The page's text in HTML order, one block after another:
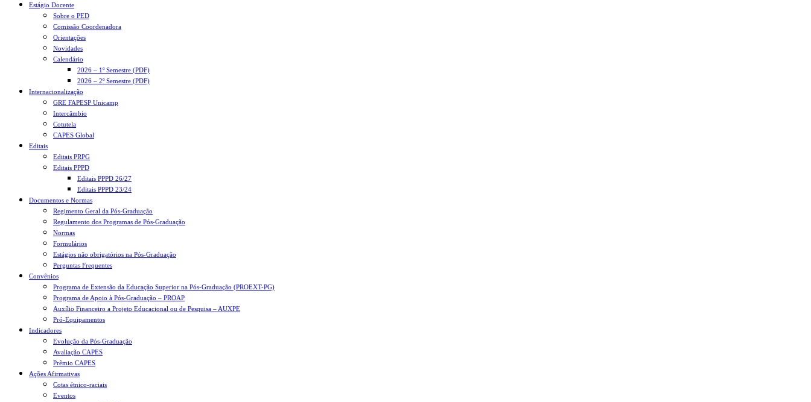
Estágio Docente
Sobre o PED
Comissão Coordenadora
Orientações
Novidades
Calendário
2026 – 1º Semestre (PDF)
2026 – 2º Semestre (PDF)
Internacionalização
GRE FAPESP Unicamp
Intercâmbio
Cotutela
CAPES Global
Editais
Editais PRPG
Editais PPPD
Editais PPPD 26/27
Editais PPPD 23/24
Documentos e Normas
Regimento Geral da Pós-Graduação
Regulamento dos Programas de Pós-Graduação
Normas
Formulários
Estágios não obrigatórios na Pós-Graduação
Perguntas Frequentes
Convênios
Programa de Extensão da Educação Superior na Pós-Graduação (PROEXT-PG)
Programa de Apoio à Pós-Graduação – PROAP
Auxílio Financeiro a Projeto Educacional ou de Pesquisa – AUXPE
Pró-Equipamentos
Indicadores
Evolução da Pós-Graduação
Avaliação CAPES
Prêmio CAPES
Ações Afirmativas
Cotas étnico-raciais
Eventos